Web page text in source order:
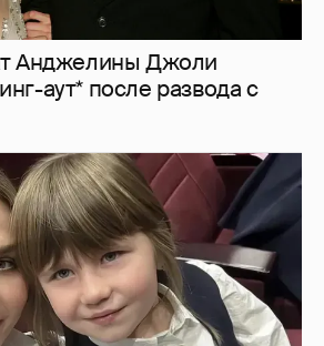
пропихивать". Пелагея
будущем дочери, из-за
с бывшим мужем
2